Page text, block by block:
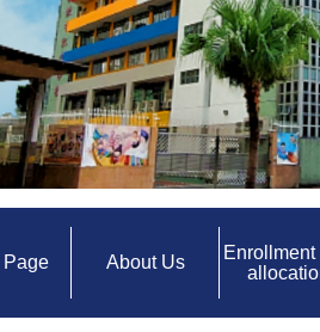
Page About Us
Enrollment